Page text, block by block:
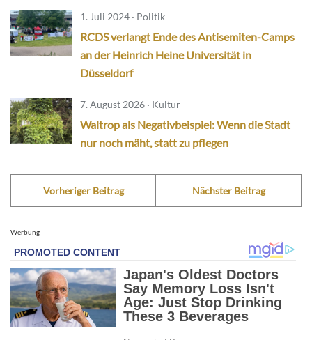
1. Juli 2024 · Politik
RCDS verlangt Ende des Antisemiten-Camps
an der Heinrich Heine Universität in
Düsseldorf
7. August 2026 · Kultur
Waltrop als Negativbeispiel: Wenn die Stadt
nur noch mäht, statt zu pflegen
Vorheriger Beitrag Nächster Beitrag
Werbung